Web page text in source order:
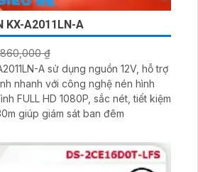
KX-A2011LN-A
₫
A sử dụng nguồn 12V, hỗ trợ
nhanh với công nghệ nén hình
30m giúp giám sát ban đêm